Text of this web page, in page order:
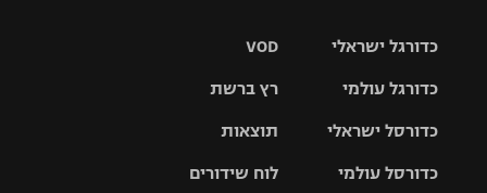
VOD
רץ ברשת
תוצאות
לוח שידורים
כדורגל ישראלי
כדורגל עולמי
האלופות
כדורסל ישראלי
כדורסל עולמי